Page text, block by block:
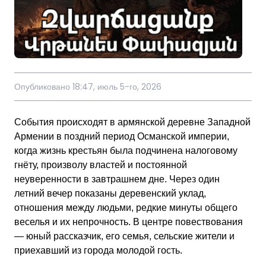
Опубликовано 18:47, июль 5-го, 2026
События происходят в армянской деревне Западной
Армении в поздний период Османской империи,
когда жизнь крестьян была подчинена налоговому
гнёту, произволу властей и постоянной
неуверенности в завтрашнем дне. Через один
летний вечер показаны деревенский уклад,
отношения между людьми, редкие минуты общего
веселья и их непрочность. В центре повествования
— юный рассказчик, его семья, сельские жители и
приехавший из города молодой гость.